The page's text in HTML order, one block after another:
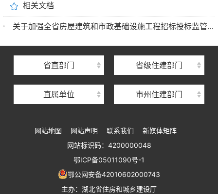
相关文档
关于加强全省房屋建筑和市政基础设施工程招标投标监管工作的通知
省直部门 省级住建部门
直属单位
湖北省建设信息中心
湖北省住房保障中心
湖北省建设工程质量安全监督总站
湖北省建设工程标准定额管理总站
湖北省住建厅执业资格注册中心
湖北省城乡建设发展中心
湖北城市建设职业技术学院
市州住建部门
网站地图 网站声明 联系我们
新媒体矩阵
网站标识码：4200000048
鄂ICP备05011090号-1
鄂公网安备42010602000743
主办：湖北省住房和城乡建设厅